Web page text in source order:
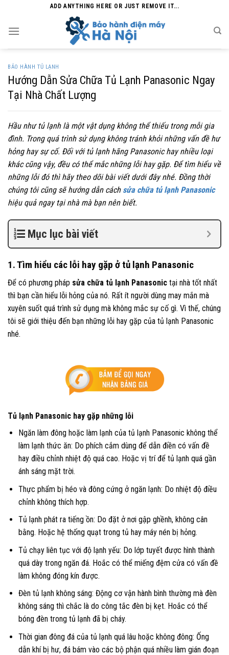
content
ADD ANYTHING HERE OR JUST REMOVE IT...
BẢO HÀNH TỦ LẠNH
Hướng Dẫn Sửa Chữa Tủ Lạnh Panasonic Ngay
Tại Nhà Chất Lượng
Hầu như tủ lạnh là một vật dụng không thể thiếu trong mỗi gia
đình. Trong quá trình sử dụng không tránh khỏi những vấn đề hư
hỏng hay sự cố. Đối với tủ lạnh hãng Panasonic hay nhiều loại
khác cũng vậy, đều có thể mắc những lỗi hay gặp. Để tìm hiểu về
những lỗi đó thì hãy theo dõi bài viết dưới đây nhé. Đồng thời
chúng tôi cũng sẽ hướng dẫn cách sửa chữa tủ lạnh Panasonic
hiệu quả ngay tại nhà mà bạn nên biết.
Mục lục bài viết
1. Tìm hiểu các lỗi hay gặp ở tủ lạnh Panasonic
Để có phương pháp sửa chữa tủ lạnh Panasonic tại nhà tốt nhất
thì bạn cần hiểu lỗi hỏng của nó. Rất ít người dùng may mắn mà
xuyên suốt quá trình sử dụng mà không mắc sự cố gì. Vì thế, chúng
tôi sẽ giới thiệu đến bạn những lỗi hay gặp của tủ lạnh Panasonic
nhé.
Tủ lạnh Panasonic hay gặp những lỗi
Ngăn làm đông hoặc làm lạnh của tủ lạnh Panasonic không thể
làm lạnh thức ăn: Do phích cắm dùng để dẫn điền có vấn đề
hay điều chỉnh nhiệt độ quá cao. Hoặc vị trí để tủ lạnh quá gần
ánh sáng mặt trời.
Thực phẩm bị héo và đông cứng ở ngăn lạnh: Do nhiệt độ điều
chỉnh không thích hợp.
Tủ lạnh phát ra tiếng ồn: Do đặt ở nơi gập ghềnh, không cân
bằng. Hoặc hệ thống quạt trong tủ hay máy nén bị hỏng.
Tủ chạy liên tục với độ lạnh yếu: Do lớp tuyết được hình thành
quá dày trong ngăn đá. Hoắc có thể miếng đệm cửa có vấn đề
làm không đóng kín được.
Đèn tủ lạnh không sáng: Động cơ vận hành bình thường mà đèn
không sáng thì chắc là do công tắc đèn bị kẹt. Hoắc có thể
bóng đèn trong tủ lạnh đã bị cháy.
Thời gian đông đá của tủ lạnh quá lâu hoặc không đông: Ống
dẫn khí bị hư, đá bám vào các bộ phận quá nhiều làm gián đoạn